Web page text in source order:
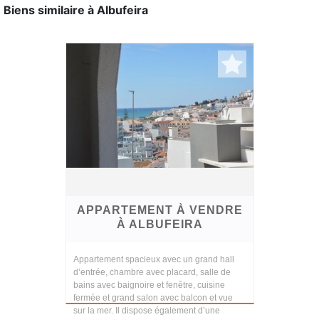
Biens similaire à Albufeira
APPARTEMENT À VENDRE
À ALBUFEIRA
Appartement spacieux avec un grand hall
d’entrée, chambre avec placard, salle de
bains avec baignoire et fenêtre, cuisine
fermée et grand salon avec balcon et vue
sur la mer. Il dispose également d’une